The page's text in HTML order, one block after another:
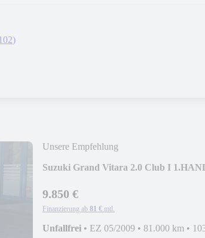
102)
Unsere Empfehlung
Suzuki Grand Vitara 2.0 Club I
9.850 €
Finanzierung ab 81 € mtl.
Unfallfrei • EZ 05/2009 • 81.000 km •